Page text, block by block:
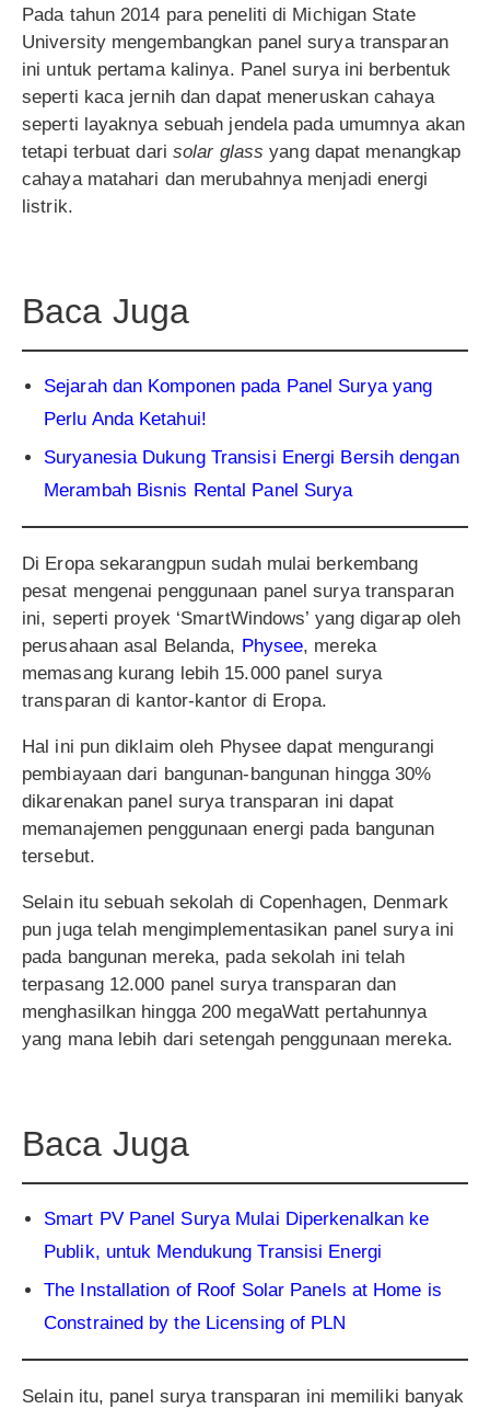
Pada tahun 2014 para peneliti di Michigan State
University mengembangkan panel surya transparan
ini untuk pertama kalinya. Panel surya ini berbentuk
seperti kaca jernih dan dapat meneruskan cahaya
seperti layaknya sebuah jendela pada umumnya akan
tetapi terbuat dari solar glass yang dapat menangkap
cahaya matahari dan merubahnya menjadi energi
listrik.
Baca Juga
Sejarah dan Komponen pada Panel Surya yang
Perlu Anda Ketahui!
Suryanesia Dukung Transisi Energi Bersih dengan
Merambah Bisnis Rental Panel Surya
Di Eropa sekarangpun sudah mulai berkembang
pesat mengenai penggunaan panel surya transparan
ini, seperti proyek ‘SmartWindows’ yang digarap oleh
perusahaan asal Belanda, Physee, mereka
memasang kurang lebih 15.000 panel surya
transparan di kantor-kantor di Eropa.
Hal ini pun diklaim oleh Physee dapat mengurangi
pembiayaan dari bangunan-bangunan hingga 30%
dikarenakan panel surya transparan ini dapat
memanajemen penggunaan energi pada bangunan
tersebut.
Selain itu sebuah sekolah di Copenhagen, Denmark
pun juga telah mengimplementasikan panel surya ini
pada bangunan mereka, pada sekolah ini telah
terpasang 12.000 panel surya transparan dan
menghasilkan hingga 200 megaWatt pertahunnya
yang mana lebih dari setengah penggunaan mereka.
Baca Juga
Smart PV Panel Surya Mulai Diperkenalkan ke
Publik, untuk Mendukung Transisi Energi
The Installation of Roof Solar Panels at Home is
Constrained by the Licensing of PLN
Selain itu, panel surya transparan ini memiliki banyak